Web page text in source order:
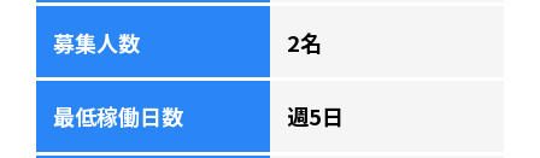
募集人数 2名
最低稼働日数 週5日